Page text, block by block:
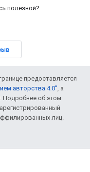
полезной?
предоставляется
авторства 4.0" , а
. Подробнее об этом
лиц.